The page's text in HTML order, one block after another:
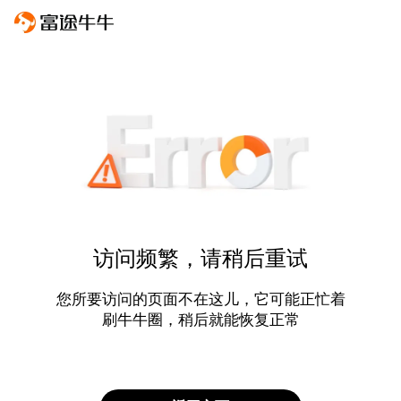
访问频繁，请稍后重试
您所要访问的页面不在这儿，它可能正忙着
刷牛牛圈，稍后就能恢复正常